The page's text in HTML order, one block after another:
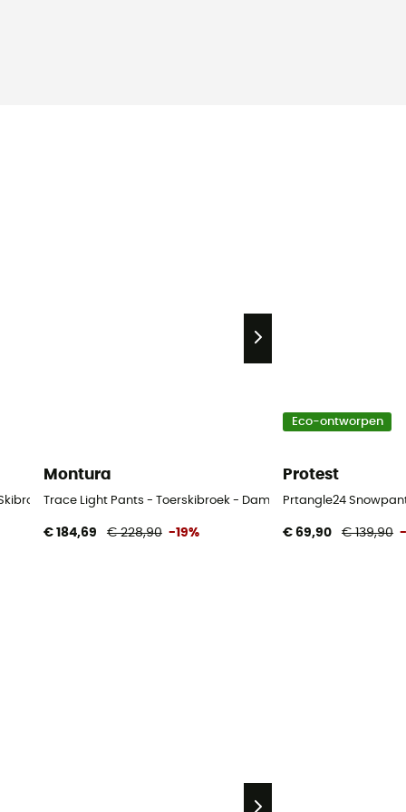
- Dames
Montura
Trace Light Pants - Toerskibroek - Dames
€ 184,69 € 228,90 -19%
Eco-ontworpen
Protest
Prtangle24
€ 69,90 € 139,90